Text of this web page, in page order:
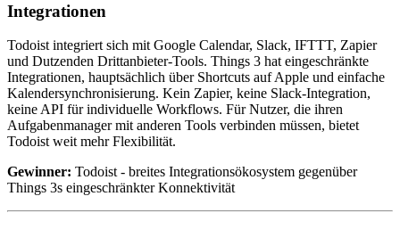
Integrationen
Todoist integriert sich mit Google Calendar, Slack, IFTTT, Zapier
und Dutzenden Drittanbieter-Tools. Things 3 hat eingeschränkte
Integrationen, hauptsächlich über Shortcuts auf Apple und einfache
Kalendersynchronisierung. Kein Zapier, keine Slack-Integration,
keine API für individuelle Workflows. Für Nutzer, die ihren
Aufgabenmanager mit anderen Tools verbinden müssen, bietet
Todoist weit mehr Flexibilität.
Gewinner: Todoist - breites Integrationsökosystem gegenüber
Things 3s eingeschränkter Konnektivität